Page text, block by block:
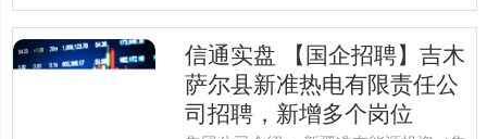
信通实盘 【国企招聘】吉木
萨尔县新准热电有限责任公
司招聘，新增多个岗位